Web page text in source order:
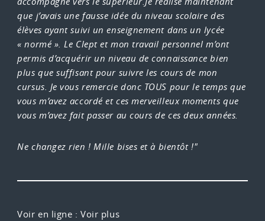
que j’avais une fausse idée du niveau scolaire des
élèves ayant suivi un enseignement dans un lycée
« normé ». Le Clept et mon travail personnel m’ont
permis d’acquérir un niveau de connaissance bien
plus que suffisant pour suivre les cours de mon
cursus. Je vous remercie donc TOUS pour le temps que
vous m’avez accordé et ces merveilleux moments que
vous m’avez fait passer au cours de ces deux années.
Ne changez rien ! Mille bises et à bientôt !"
Voir en ligne :Voir plus